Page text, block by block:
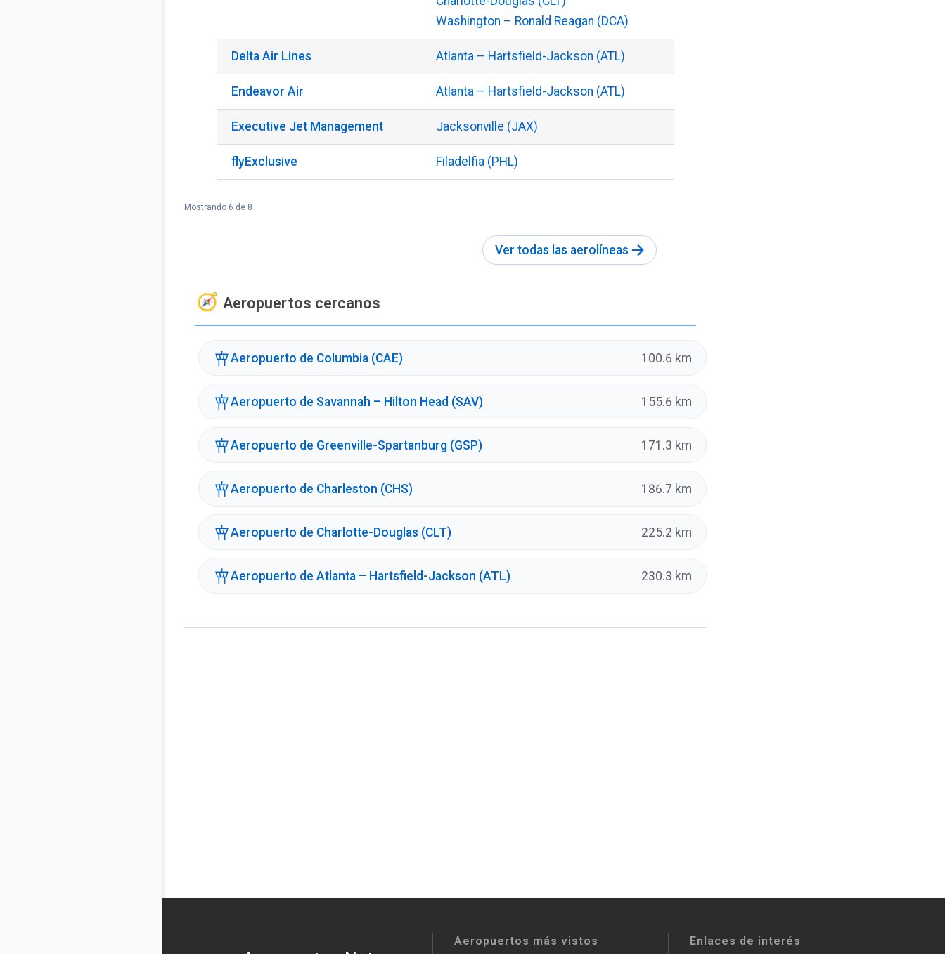
Washington – Ronald Reagan (DCA)
Delta Air Lines Atlanta – Hartsfield-Jackson (ATL)
Endeavor Air Atlanta – Hartsfield-Jackson (ATL)
Executive Jet Management Jacksonville (JAX)
flyExclusive Filadelfia (PHL)
Mostrando 6 de 8
Ver todas las aerolíneas
Aeropuertos cercanos
Aeropuerto de Columbia (CAE) 100.6 km
Aeropuerto de Savannah – Hilton Head (SAV) 155.6 km
Aeropuerto de Greenville-Spartanburg (GSP) 171.3 km
Aeropuerto de Charleston (CHS) 186.7 km
Aeropuerto de Charlotte-Douglas (CLT) 225.2 km
Aeropuerto de Atlanta – Hartsfield-Jackson (ATL) 230.3 km
Aeropuertos más vistos Enlaces de interés